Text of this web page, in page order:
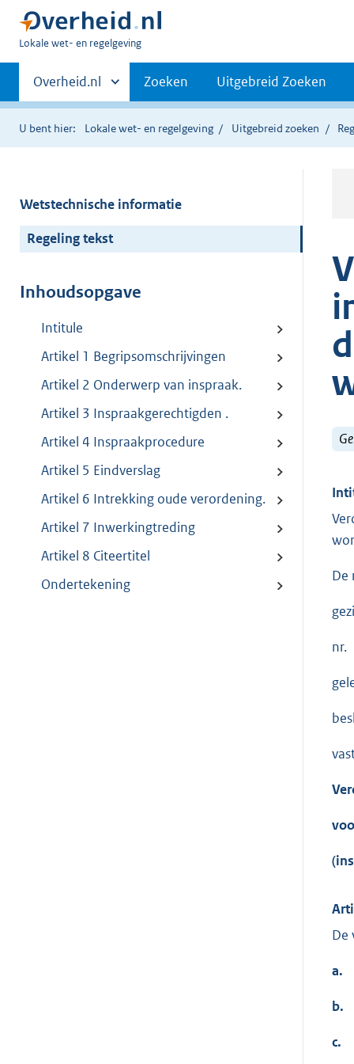
U
hier:
Lokale wet- en regelgeving
Primaire
navigatie
Andere
sites
binnen
Overheid.nl Zoeken Uitgebreid Zoeken
U bent hier: Lokale wet- en regelgeving Uitgebreid zoeken
Wetstechnische informatie
Regeling tekst
Inhoudsopgave
Intitule
Artikel 1 Begripsomschrijvingen
Artikel 2 Onderwerp van inspraak.
Artikel 3 Inspraakgerechtigden .
Artikel 4 Inspraakprocedure
Artikel 5 Eindverslag
Artikel 6 Intrekking oude verordening.
Artikel 7 Inwerkingtreding
Artikel 8 Citeertitel
Ondertekening
De
nr.
De
a.
b.
c.